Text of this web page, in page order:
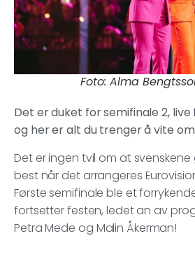
Foto: Alma
Det er duket for semifinale 2,
og her er alt du trenger å vite
Det er ingen tvil om at
best når det arrangeres
Første semifinale ble et
fortsetter festen, ledet an av
Petra Mede og Malin Åkerman!